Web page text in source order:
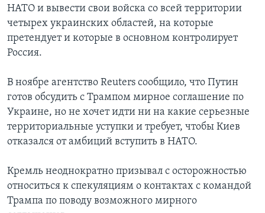
НАТО и вывести свои войска со всей территории
четырех украинских областей, на которые
претендует и которые в основном контролирует
Россия.
В ноябре агентство Reuters сообщило, что Путин
готов обсудить с Трампом мирное соглашение по
Украине, но не хочет идти ни на какие серьезные
территориальные уступки и требует, чтобы Киев
отказался от амбиций вступить в НАТО.
Кремль неоднократно призывал с осторожностью
относиться к спекуляциям о контактах с командой
Трампа по поводу возможного мирного